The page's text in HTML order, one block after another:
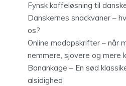
Fynsk kaffeløsning til
Danskernes snackvaner –
os?
Online madopskrifter – når
nemmere, sjovere og mere
Banankage – En sød
alsidighed